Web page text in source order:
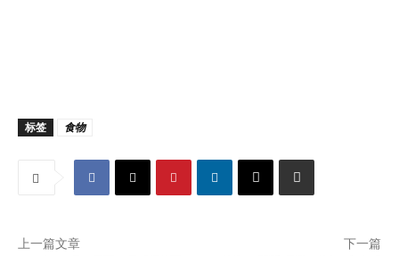
标签 食物
上一篇文章 下一篇